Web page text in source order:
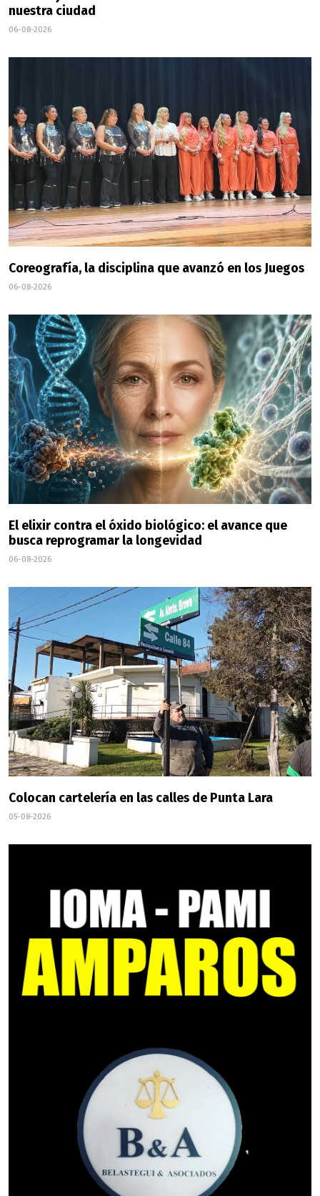
nuestra ciudad
06-08-2026
Coreografía, la disciplina que avanzó en los Juegos
06-08-2026
El elixir contra el óxido biológico: el avance que
busca reprogramar la longevidad
06-08-2026
Colocan cartelería en las calles de Punta Lara
05-08-2026